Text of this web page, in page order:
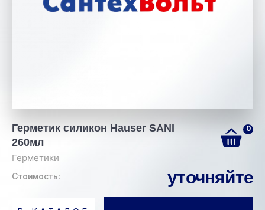
Герметик силикон Hauser SANI
260мл
Герметики
0
Стоимость: уточняйте